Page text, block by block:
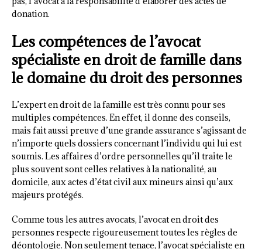
donation.
Les compétences de l’avocat
spécialiste en droit de famille dans
le domaine du droit des personnes
L’expert en droit de la famille est très connu pour ses
multiples compétences. En effet, il donne des conseils,
mais fait aussi preuve d’une grande assurance s’agissant de
n’importe quels dossiers concernant l’individu qui lui est
soumis. Les affaires d’ordre personnelles qu’il traite le
plus souvent sont celles relatives à la nationalité, au
domicile, aux actes d’état civil aux mineurs ainsi qu’aux
majeurs protégés.
Comme tous les autres avocats, l’avocat en droit des
personnes respecte rigoureusement toutes les règles de
déontologie. Non seulement tenace, l’avocat spécialiste en